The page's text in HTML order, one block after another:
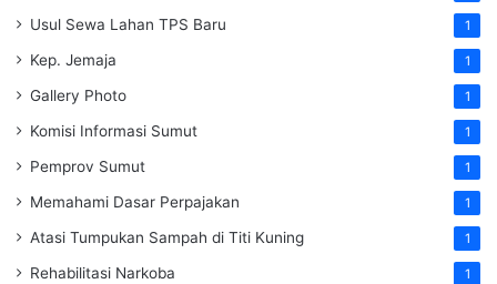
Usul Sewa Lahan TPS Baru 1
Kep. Jemaja 1
Gallery Photo 1
Komisi Informasi Sumut 1
Pemprov Sumut 1
Memahami Dasar Perpajakan 1
Atasi Tumpukan Sampah di Titi Kuning 1
Rehabilitasi Narkoba 1